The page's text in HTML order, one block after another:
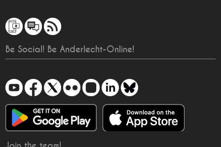
Be Social! Be Anderlecht-Online!